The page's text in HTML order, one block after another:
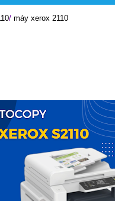
/ máy xerox 2110